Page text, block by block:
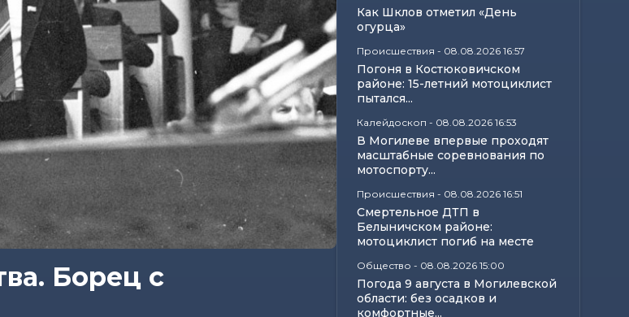
Борец с
Как Шклов отметил «День
огурца»
Происшествия - 08.08.2026 16:57
Погоня в Костюковичском
районе: 15-летний мотоциклист
пытался...
Калейдоскоп - 08.08.2026 16:53
В Могилеве впервые проходят
масштабные соревнования по
мотоспорту...
Происшествия - 08.08.2026 16:51
Смертельное ДТП в
Белыничском районе:
мотоциклист погиб на месте
Общество - 08.08.2026 15:00
Погода 9 августа в Могилевской
области: без осадков и
комфортные...